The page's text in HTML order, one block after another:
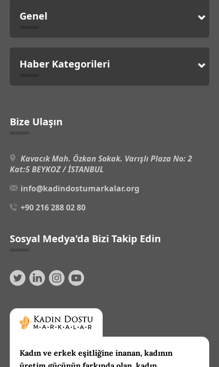
Genel
Haber Kategorileri
Bize Ulaşın
Kavacık Mah. Özkan Sokak. Varışlı Plaza No: 2
Kat:5 BEYKOZ / İSTANBUL
info@kadindostumarkalar.org
+90 216 288 02 80
Sosyal Medya'da Bizi Takip Edin
Kadın ve erkek eşitliğine inanan, kadının